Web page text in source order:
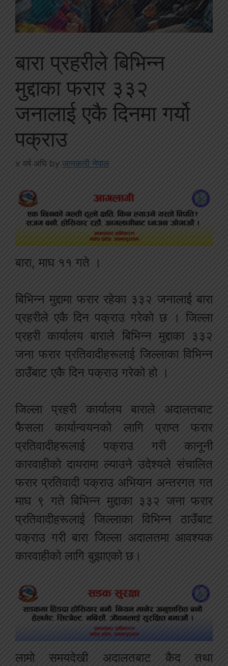
बारा प्रहरीले बिभिन्न
मुद्दाका फरार ३३२
जनालाई एकै दिनमा गर्यो
पक्राउ
४ वर्ष अघि by जानकारी नेपाल
बारा, माघ ११ गते ।
बिभिन्न मुद्दामा फरार रहेका ३३२ जनालाई बारा
प्रहरीले एकै दिन पक्राउ गरेको छ । जिल्ला
प्रहरी कार्यालय बाराले बिभिन्न मुद्दाका ३३२
जना फरार प्रतिवादीहरूलाई जिल्लाका विभिन्न
ठाउँबाट एकै दिन पक्राउ गरेको हो ।
जिल्ला प्रहरी कार्यालय बाराले अदालतबाट
फैसला कार्यान्वयनको लागि प्राप्त फरार
प्रतिवादीहरूलाई पक्राउ गरी कानूनी
कारवाहीको दायरामा ल्याउने उदेश्यले संचालित
फरार प्रतिवादी पक्राउ अभियान अन्तरगत गत
माघ ९ गते बिभिन्न मुद्दाका ३३२ जना फरार
प्रतिवादीहरूलाई जिल्लाका विभिन्न ठाउँबाट
पक्राउ गरी बारा जिल्ला अदालतमा आवश्यक
कारवाहीको लागि बुझाएको छ।
लामो समयदेखी अदालतबाट कैद तथा